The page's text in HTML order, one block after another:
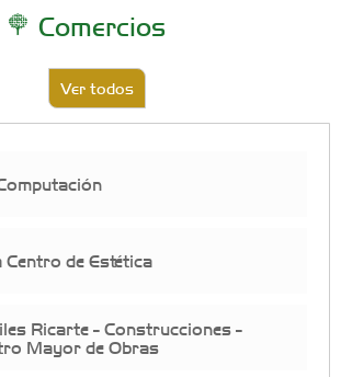
Comercios
Ver todos
Centro de Estética
Ricarte - Construcciones -
Mayor de Obras